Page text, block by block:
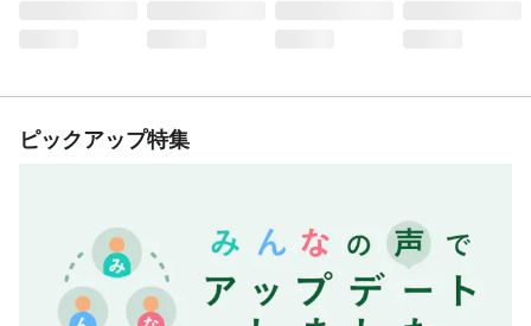
ピックアップ特集